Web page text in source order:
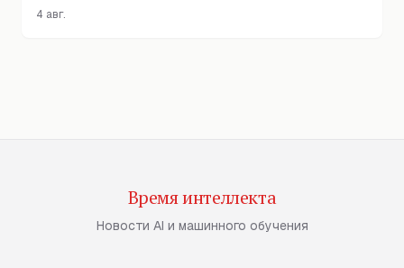
4 авг.
Время интеллекта
Новости AI и машинного обучения